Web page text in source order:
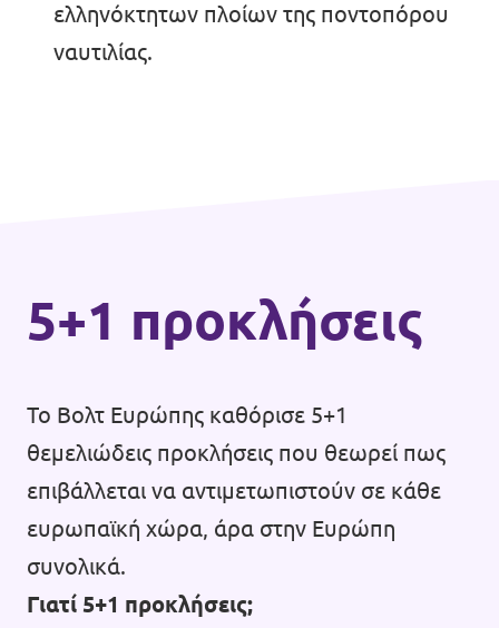
Πολιτική απορρήτου
Εσωτερικό δίκτυο (Intranet)
ελληνόκτητων πλοίων της ποντοπόρου
ναυτιλίας.
5+1 προκλήσεις
Το Βολτ Ευρώπης καθόρισε 5+1
θεμελιώδεις προκλήσεις που θεωρεί πως
επιβάλλεται να αντιμετωπιστούν σε κάθε
ευρωπαϊκή χώρα, άρα στην Ευρώπη
συνολικά.
Γιατί 5+1 προκλήσεις;